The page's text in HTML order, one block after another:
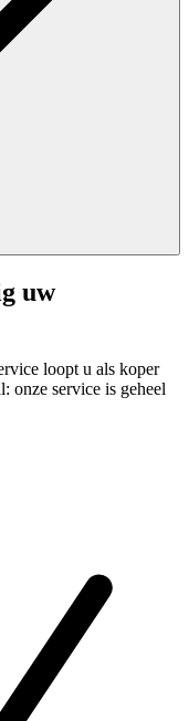
uw
loopt u als koper
onze service is geheel